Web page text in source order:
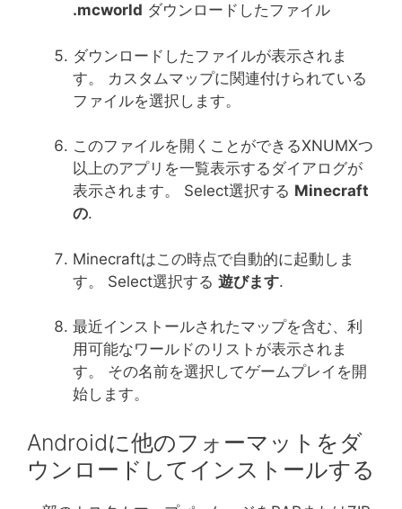
.mcworld ダウンロードしたファイル
ダウンロードしたファイルが表示されま
す。 カスタムマップに関連付けられている
ファイルを選択します。
このファイルを開くことができるXNUMXつ
以上のアプリを一覧表示するダイアログが
表示されます。 Select選択する Minecraft
の.
Minecraftはこの時点で自動的に起動しま
す。 Select選択する 遊びます.
最近インストールされたマップを含む、利
用可能なワールドのリストが表示されま
す。 その名前を選択してゲームプレイを開
始します。
Androidに他のフォーマットをダ
ウンロードしてインストールする